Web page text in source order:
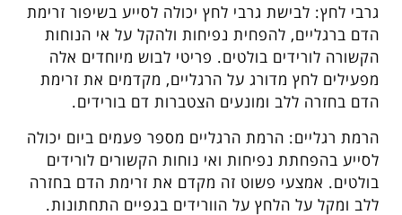
גרבי לחץ: לבישת גרבי לחץ יכולה לסייע בשיפור זרימת
הדם ברגליים, להפחית נפיחות ולהקל על אי הנוחות
הקשורה לורידים בולטים. פריטי לבוש מיוחדים אלה
מפעילים לחץ מדורג על הרגליים, מקדמים את זרימת
הדם בחזרה ללב ומונעים הצטברות דם בורידים.
הרמת רגליים: הרמת הרגליים מספר פעמים ביום יכולה
לסייע בהפחתת נפיחות ואי נוחות הקשורים לורידים
בולטים. אמצעי פשוט זה מקדם את זרימת הדם בחזרה
ללב ומקל על הלחץ על הוורידים בגפיים התחתונות.